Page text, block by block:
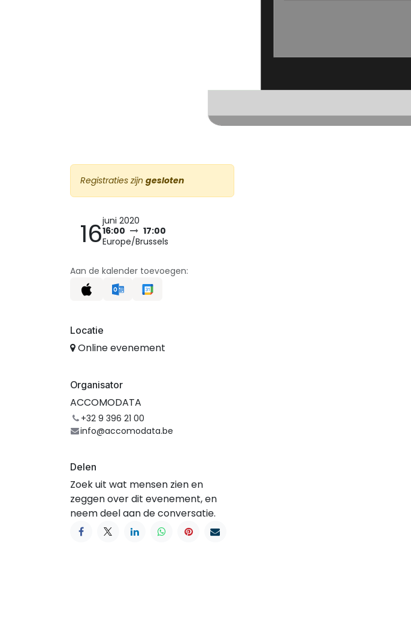
Registraties zijn gesloten
16juni 2020
16:00
17:00
Europe/Brussels
Aan de kalender toevoegen:
Locatie
Online evenement
Organisator
ACCOMODATA
+32 9 396 21 00
info@accomodata.be
Delen
Zoek uit wat mensen zien en
zeggen over dit evenement, en
neem deel aan de conversatie.